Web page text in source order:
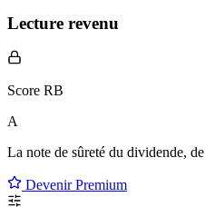
Lecture revenu
Score RB
A
La note de sûreté du dividende, de
Devenir Premium